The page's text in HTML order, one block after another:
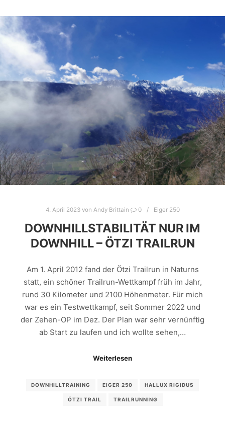
4. April 2023von Andy Brittain 0 Eiger 250
DOWNHILLSTABILITÄT NUR IM
DOWNHILL – ÖTZI TRAILRUN
Am 1. April 2012 fand der Ötzi Trailrun in Naturns
statt, ein schöner Trailrun-Wettkampf früh im Jahr,
rund 30 Kilometer und 2100 Höhenmeter. Für mich
war es ein Testwettkampf, seit Sommer 2022 und
der Zehen-OP im Dez. Der Plan war sehr vernünftig
ab Start zu laufen und ich wollte sehen,…
Weiterlesen
DOWNHILLTRAINING EIGER 250 HALLUX RIGIDUS
ÖTZI TRAIL TRAILRUNNING